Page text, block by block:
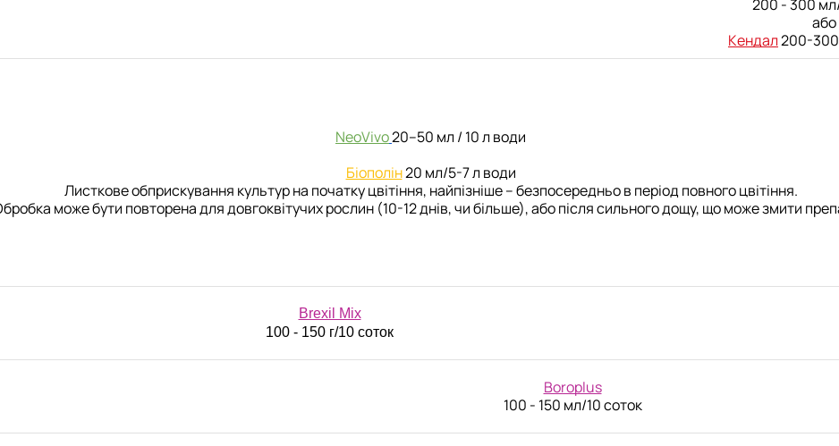
200 - 300
або
Кендал200-
NeoVivo20–50 мл / 10 л води
Біополін20 мл/5-7 л води
Листкове обприскування культур на початку цвітіння, найпізніше – безпосередньо в період повного цвітіння.
може бути повторена для довгоквітучих рослин (10-12 днів, чи більше), або після сильного дощу, що може змити
Brexil Mix
100 - 150 г/10 соток
Boroplus
100 - 150 мл/10 соток